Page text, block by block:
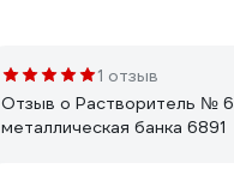
1 отзыв
Отзыв о Растворитель №
металлическая банка 6891